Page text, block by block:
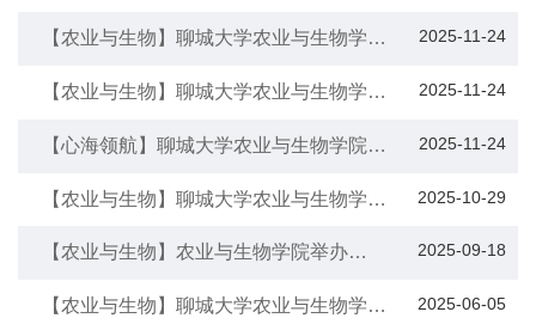
讲堂活动
2025-11-24
【农业与生物】聊城大学农业与生物学院
2025-11-24
【农业与生物】聊城大学农业与生物学院
理培训会
2025-11-24
【心海领航】聊城大学农业与生物学院举
2025-10-29
【农业与生物】聊城大学农业与生物学院
活动
2025-09-18
【农业与生物】农业与生物学院举办
2025-06-05
【农业与生物】聊城大学农业与生物学院